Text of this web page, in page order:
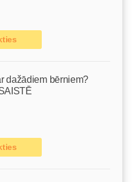
dažādiem bērniem?